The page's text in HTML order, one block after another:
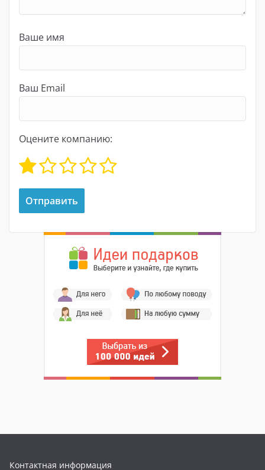
Ваше имя
Ваш Email
Оцените компанию:
Контактная информация